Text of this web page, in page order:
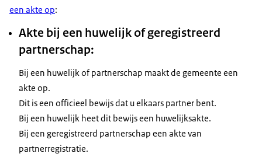
een akte op:
Akte bij een huwelijk of geregistreerd
partnerschap:
Bij een huwelijk of partnerschap maakt de gemeente een
akte op.
Dit is een officieel bewijs dat u elkaars partner bent.
Bij een huwelijk heet dit bewijs een huwelijksakte.
Bij een geregistreerd partnerschap een akte van
partnerregistratie.